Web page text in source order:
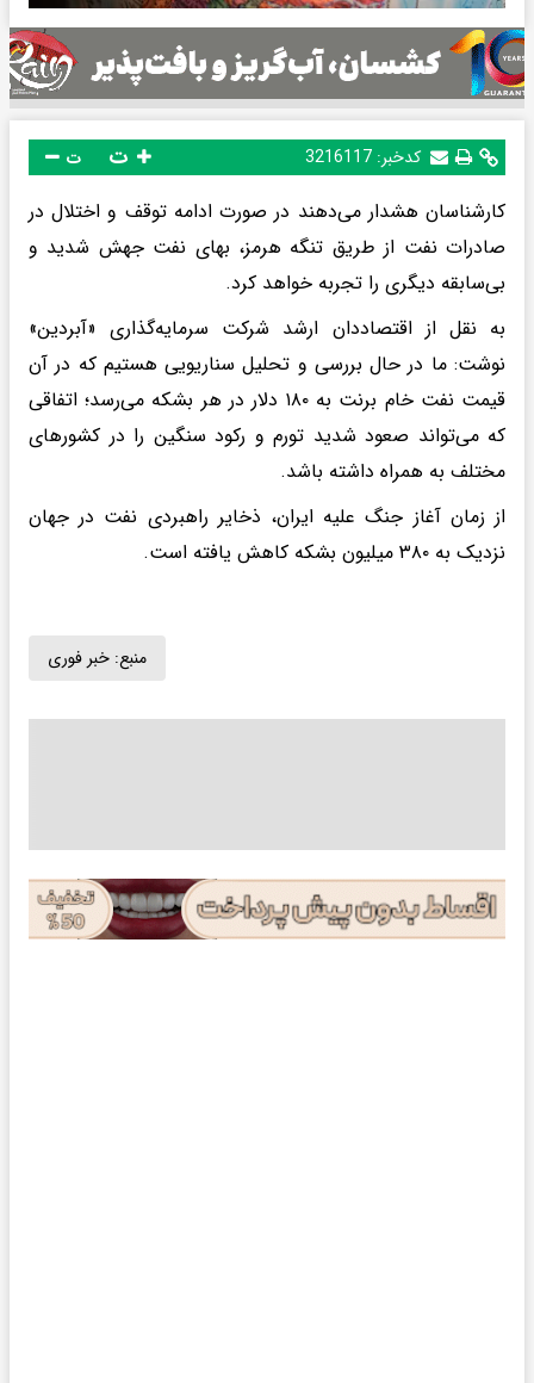
کدخبر: 3216117 ت
کارشناسان هشدار می‌دهند در صورت ادامه توقف و اختلال در
صادرات نفت از طریق تنگه هرمز، بهای نفت جهش شدید و
بی‌سابقه دیگری را تجربه خواهد کرد.
به ‌نقل از اقتصاددان ارشد شرکت سرمایه‌گذاری «آبردین»
نوشت: ما در حال بررسی و تحلیل سناریویی هستیم که در آن
قیمت نفت خام برنت به ۱۸۰ دلار در هر بشکه می‌رسد؛ اتفاقی
که می‌تواند صعود شدید تورم و رکود سنگین را در کشورهای
مختلف به همراه داشته باشد.
از زمان آغاز جنگ علیه ایران، ذخایر راهبردی نفت در جهان
نزدیک به ۳۸۰ میلیون بشکه کاهش یافته است.
منبع: خبر فوری